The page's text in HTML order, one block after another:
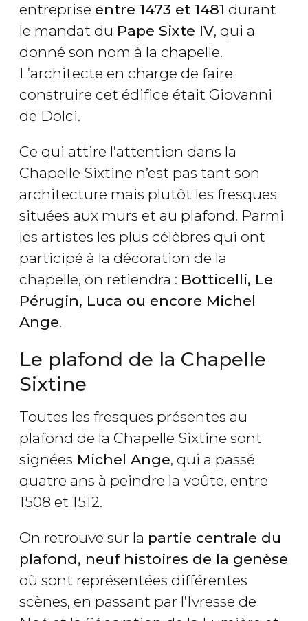
entreprise entre 1473 et 1481 durant
le mandat du Pape Sixte IV, qui a
donné son nom à la chapelle.
L’architecte en charge de faire
construire cet édifice était Giovanni
de Dolci.
Ce qui attire l’attention dans la
Chapelle Sixtine n’est pas tant son
architecture mais plutôt les fresques
situées aux murs et au plafond. Parmi
les artistes les plus célèbres qui ont
participé à la décoration de la
chapelle, on retiendra : Botticelli, Le
Pérugin, Luca ou encore Michel
Ange.
Le plafond de la Chapelle
Sixtine
Toutes les fresques présentes au
plafond de la Chapelle Sixtine sont
signées Michel Ange, qui a passé
quatre ans à peindre la voûte, entre
1508 et 1512.
On retrouve sur la partie centrale du
plafond, neuf histoires de la genèse
où sont représentées différentes
scènes, en passant par l’Ivresse de